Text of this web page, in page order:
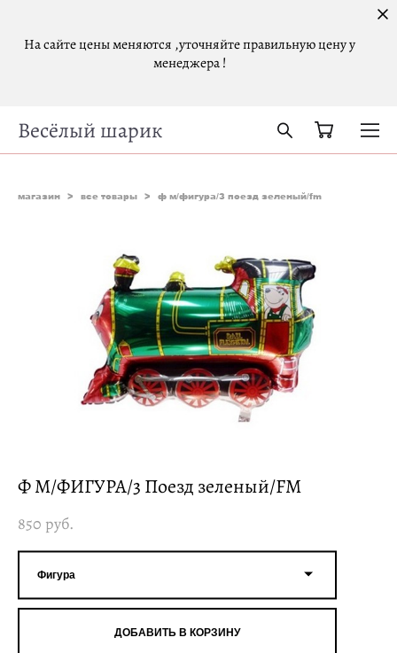
На сайте цены меняются ,уточняйте правильную цену у
менеджера !
Весёлый шарик
магазин > все товары > ф м/фигура/3 поезд зеленый/fm
Ф М/ФИГУРА/3 Поезд зеленый/FM
850 pуб.
Фигура
ДОБАВИТЬ В КОРЗИНУ